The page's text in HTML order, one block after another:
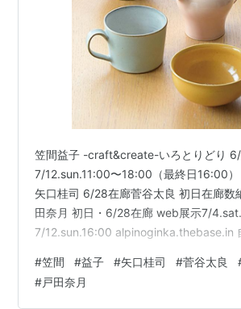
笠間益子 -craft&create-いろとりどり
7/12.sun.11:00〜18:00（最終日16:00
矢口桂司 6/28在廊菅谷太良 初日在廊数
田奈月 初日・6/28在廊 web展示7/
7/12.sun.16:00 alpinoginka.thebase.in
で作陶する作家の企画展です。
ャラリー樟樟さいたま市大宮区北袋町1-
#笠間 #益子 #矢口桂司 #菅谷太良
#戸田奈月